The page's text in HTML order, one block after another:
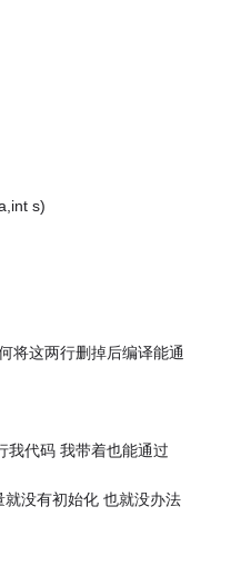
s)
将这两行删掉后编译能通
我代码 我带着也能通过
没有初始化 也就没办法